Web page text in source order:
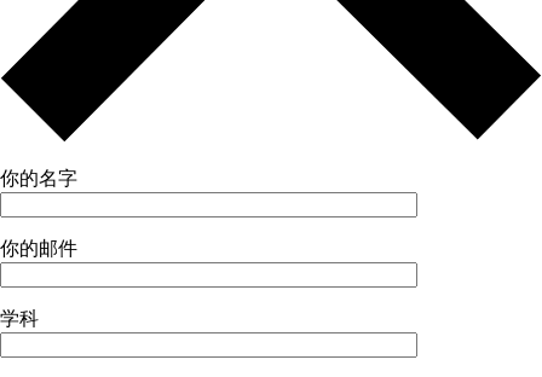
你的名字
你的邮件
学科